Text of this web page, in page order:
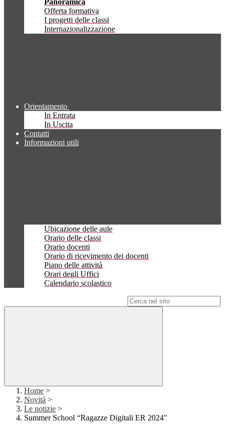
Panoramica
Offerta formativa
I progetti delle classi
Internazionalizzazione
Orientamento
In Entrata
In Uscita
Contatti
Informazioni utili
Ubicazione delle aule
Orario delle classi
Orario docenti
Orario di ricevimento dei docenti
Piano delle attività
Orari degli Uffici
Calendario scolastico
Home >
Novità >
Le notizie >
Summer School “Ragazze Digitali ER 2024"